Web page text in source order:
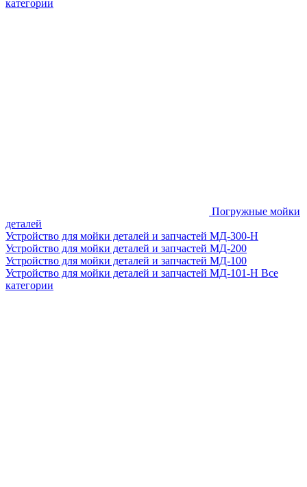
категории
Погружные мойки
деталей
Устройство для мойки деталей и запчастей МД-300-H
Устройство для мойки деталей и запчастей МД-200
Устройство для мойки деталей и запчастей МД-100
Устройство для мойки деталей и запчастей МД-101-Н Все
категории